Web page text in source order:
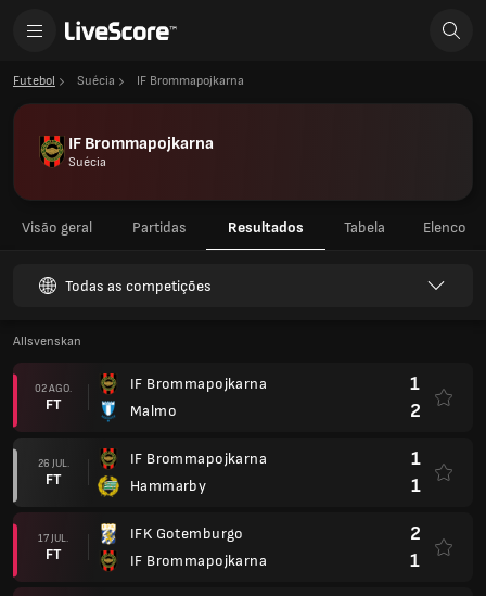
Futebol Suécia IF Brommapojkarna
IF Brommapojkarna
Suécia
Visão geral Partidas Resultados Tabela Elenco
Todas as competições
Allsvenskan
02 AGO.
FT
IF Brommapojkarna
Malmo
1
2
26 JUL.
FT
IF Brommapojkarna
Hammarby
1
1
17 JUL.
FT
IFK Gotemburgo
IF Brommapojkarna
2
1